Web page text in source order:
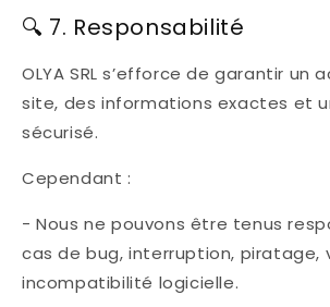
🔍 7. Responsabilité
OLYA SRL s’efforce de garantir un
site, des informations exactes et
sécurisé.
Cependant :
- Nous ne pouvons être tenus
cas de bug, interruption, piratage,
incompatibilité logicielle.